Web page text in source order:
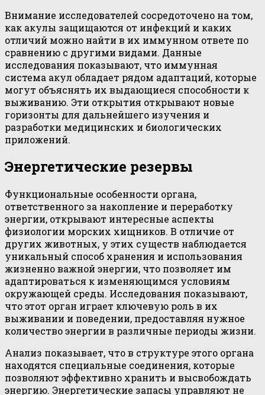
Внимание исследователей сосредоточено на том,
как акулы защищаются от инфекций и каких
отличий можно найти в их иммунном ответе по
сравнению с другими видами. Данные
исследования показывают, что иммунная
система акул обладает рядом адаптаций, которые
могут объяснять их выдающиеся способности к
выживанию. Эти открытия открывают новые
горизонты для дальнейшего изучения и
разработки медицинских и биологических
приложений.
Энергетические резервы
Функциональные особенности органа,
ответственного за накопление и переработку
энергии, открывают интересные аспекты
физиологии морских хищников. В отличие от
других животных, у этих существ наблюдается
уникальный способ хранения и использования
жизненно важной энергии, что позволяет им
адаптироваться к изменяющимся условиям
окружающей среды. Исследования показывают,
что этот орган играет ключевую роль в их
выживании и поведении, предоставляя нужное
количество энергии в различные периоды жизни.
Анализ показывает, что в структуре этого органа
находятся специальные соединения, которые
позволяют эффективно хранить и высвобождать
энергию. Энергетические запасы управляют не